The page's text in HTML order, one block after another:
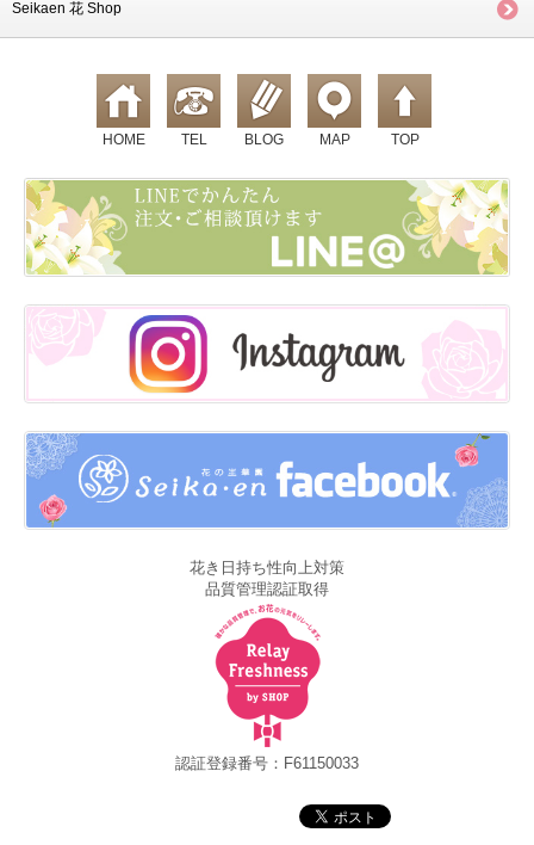
Seikaen 花 Shop
HOME TEL BLOG MAP TOP
花き日持ち性向上対策
品質管理認証取得
認証登録番号：F61150033